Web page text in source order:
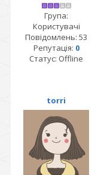
Група:
Користувачі
Повідомлень: 53
Репутація: 0
Статус: Offline
torri